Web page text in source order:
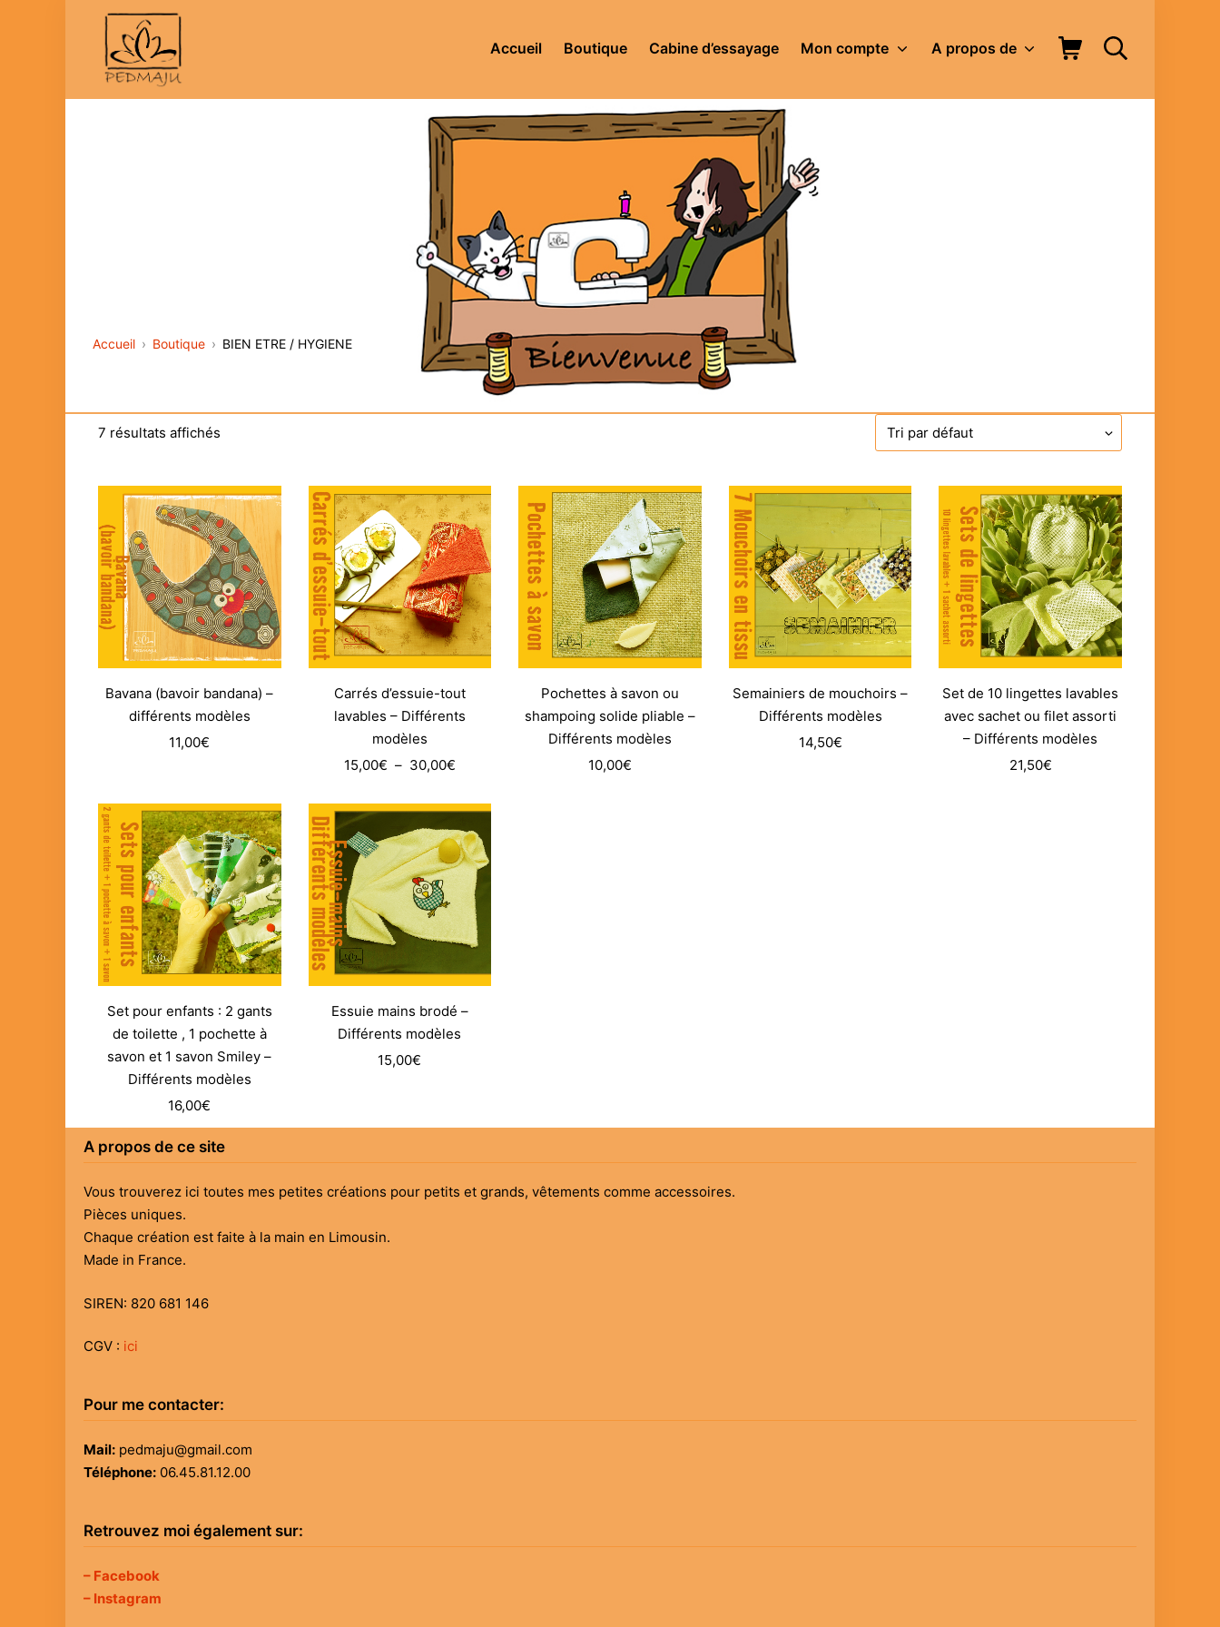
Accueil Boutique Cabine d’essayage Mon compte A propos de Panier d’achat
Accueil Boutique BIEN ETRE / HYGIENE
7 résultats affichés
Bavana (bavoir bandana) –
différents modèles
11,00€
Carrés d’essuie-tout
lavables – Différents
modèles
15,00€ – 30,00€Plage
prix :
15,00€
à
30,00€
Pochettes à savon ou
shampoing solide pliable –
Différents modèles
10,00€
Semainiers de mouchoirs –
Différents modèles
14,50€
Set de 10 lingettes lavables
avec sachet ou filet assorti
– Différents modèles
21,50€
Set pour enfants : 2 gants
de toilette , 1 pochette à
savon et 1 savon Smiley –
Différents modèles
16,00€
Essuie mains brodé –
Différents modèles
15,00€
A propos de ce site
Vous trouverez ici toutes mes petites créations pour petits et grands, vêtements comme accessoires.
Pièces uniques.
Chaque création est faite à la main en Limousin.
Made in France.
SIREN: 820 681 146
CGV : ici
Pour me contacter:
Mail: pedmaju@gmail.com
Téléphone: 06.45.81.12.00
Retrouvez moi également sur:
– Facebook
– Instagram